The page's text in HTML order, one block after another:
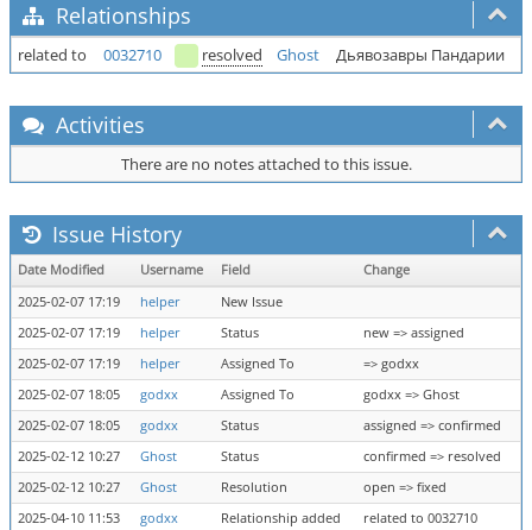
Relationships
related to 0032710 resolved Ghost Дьявозавры Пандарии
Activities
There are no notes attached to this issue.
Issue History
Date Modified Username Field
Change
2025-02-07 17:19
helper
New Issue
2025-02-07 17:19
helper Status
new => assigned
2025-02-07 17:19
helper Assigned To
=> godxx
2025-02-07 18:05
godxx Assigned To
godxx => Ghost
2025-02-07 18:05
godxx Status
assigned => confirmed
2025-02-12 10:27
Ghost Status
confirmed => resolved
2025-02-12 10:27
Ghost Resolution
open => fixed
2025-04-10 11:53
godxx Relationship added related to 0032710